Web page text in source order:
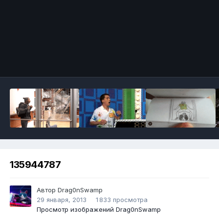
135944787
Автор Drag0nSwamp
29 января, 2013
1 833 просмотра
Просмотр изображений Drag0nSwamp